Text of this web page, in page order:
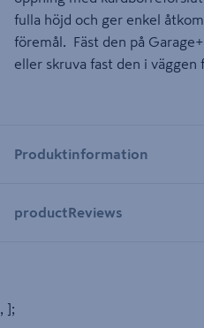
fulla höjd och ger enkel
föremål. Fäst den på
eller skruva fast den i väggen
Produktinformation
productReviews
, ];